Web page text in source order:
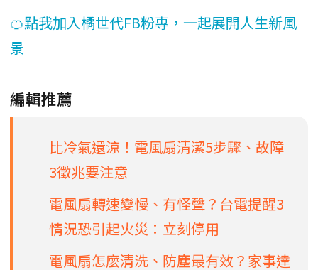
🍊點我加入橘世代FB粉專，一起展開人生新風
景
編輯推薦
比冷氣還涼！電風扇清潔5步驟、故障
3徵兆要注意
電風扇轉速變慢、有怪聲？台電提醒3
情況恐引起火災：立刻停用
電風扇怎麼清洗、防塵最有效？家事達